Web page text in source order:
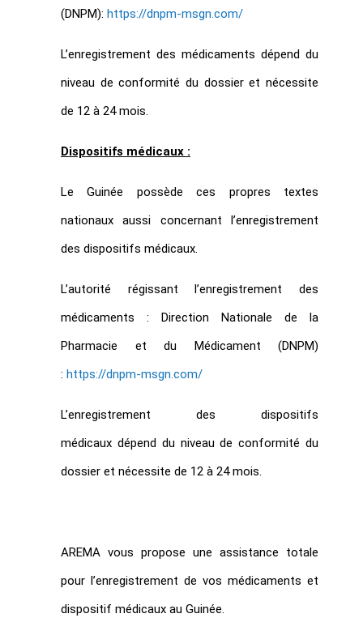
(DNPM): https://dnpm-msgn.com/
L’enregistrement des médicaments dépend du
niveau de conformité du dossier et nécessite
de 12 à 24 mois.
Dispositifs médicaux :
Le Guinée possède ces propres textes
nationaux aussi concernant l’enregistrement
des dispositifs médicaux.
L’autorité régissant l’enregistrement des
médicaments : Direction Nationale de la
Pharmacie et du Médicament (DNPM)
: https://dnpm-msgn.com/
L’enregistrement des dispositifs
médicaux dépend du niveau de conformité du
dossier et nécessite de 12 à 24 mois.
AREMA vous propose une assistance totale
pour l’enregistrement de vos médicaments et
dispositif médicaux au Guinée.